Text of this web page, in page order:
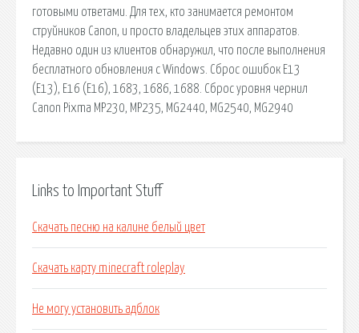
готовыми ответами. Для тех, кто занимается ремонтом
струйников Canon, и просто владельцев этих аппаратов.
Недавно один из клиентов обнаружил, что после выполнения
бесплатного обновления с Windows. Сброс ошибок E13
(Е13), E16 (Е16), 1683, 1686, 1688. Сброс уровня чернил
Canon Pixma MP230, MP235, MG2440, MG2540, MG2940
Links to Important Stuff
Скачать песню на калине белый цвет
Скачать карту minecraft roleplay
Не могу установить адблок